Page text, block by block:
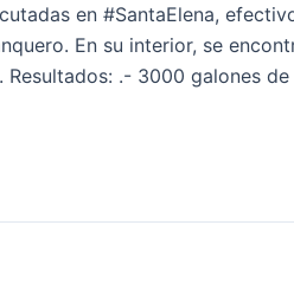
en #SantaElena,
En su interior, se
.- 3000 galones de